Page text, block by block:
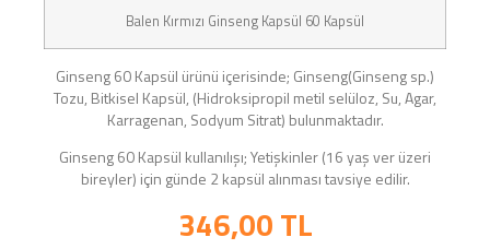
Balen Kırmızı Ginseng Kapsül 60 Kapsül
Ginseng 60 Kapsül ürünü içerisinde; Ginseng(Ginseng sp.)
Tozu, Bitkisel Kapsül, (Hidroksipropil metil selüloz, Su, Agar,
Karragenan, Sodyum Sitrat) bulunmaktadır.
Ginseng 60 Kapsül kullanılışı; Yetişkinler (16 yaş ver üzeri
bireyler) için günde 2 kapsül alınması tavsiye edilir.
346,00TL